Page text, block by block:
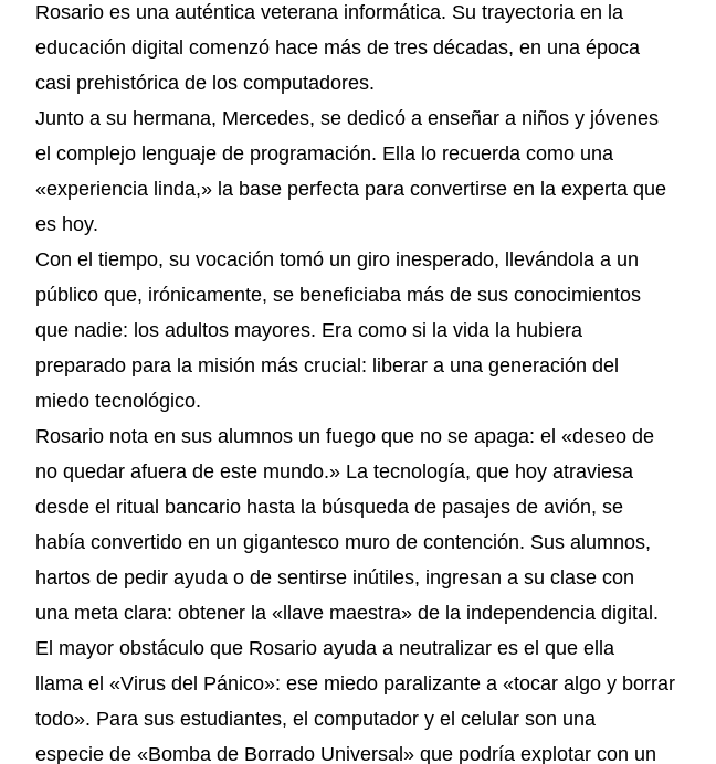
Rosario es una auténtica veterana informática. Su trayectoria en la
educación digital comenzó hace más de tres décadas, en una época
casi prehistórica de los computadores.
Junto a su hermana, Mercedes, se dedicó a enseñar a niños y jóvenes
el complejo lenguaje de programación. Ella lo recuerda como una
«experiencia linda,» la base perfecta para convertirse en la experta que
es hoy.
Con el tiempo, su vocación tomó un giro inesperado, llevándola a un
público que, irónicamente, se beneficiaba más de sus conocimientos
que nadie: los adultos mayores. Era como si la vida la hubiera
preparado para la misión más crucial: liberar a una generación del
miedo tecnológico.
Rosario nota en sus alumnos un fuego que no se apaga: el «deseo de
no quedar afuera de este mundo.» La tecnología, que hoy atraviesa
desde el ritual bancario hasta la búsqueda de pasajes de avión, se
había convertido en un gigantesco muro de contención. Sus alumnos,
hartos de pedir ayuda o de sentirse inútiles, ingresan a su clase con
una meta clara: obtener la «llave maestra» de la independencia digital.
El mayor obstáculo que Rosario ayuda a neutralizar es el que ella
llama el «Virus del Pánico»: ese miedo paralizante a «tocar algo y borrar
todo». Para sus estudiantes, el computador y el celular son una
especie de «Bomba de Borrado Universal» que podría explotar con un